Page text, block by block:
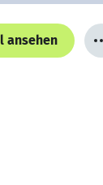
ansehen